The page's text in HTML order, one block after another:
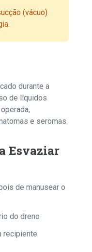
(vácuo)
durante a
de líquidos
e seromas.
Esvaziar
de manusear o
do dreno
recipiente